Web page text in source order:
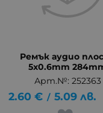
Ремък аудио
5x0.6mm
Арт.№: 252363
2.60 € / 5.09 лв.